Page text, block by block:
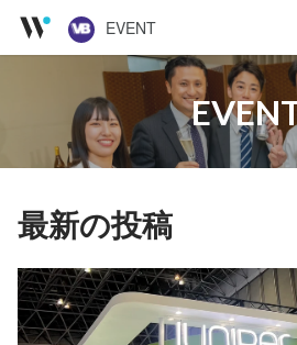
EVENT
最新の投稿